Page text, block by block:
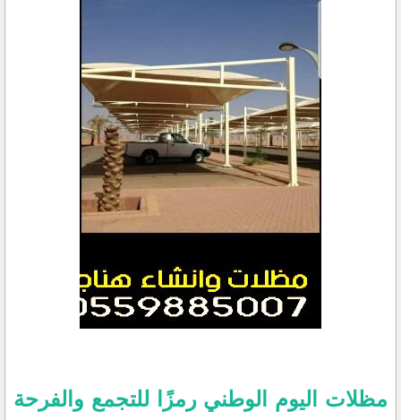
مظلات اليوم الوطني رمزًا للتجمع والفرحة